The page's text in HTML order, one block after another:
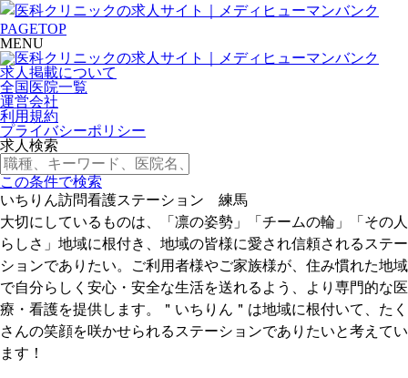
PAGETOP
MENU
求人掲載について
全国医院一覧
運営会社
利用規約
プライバシーポリシー
求人検索
この条件で検索
いちりん訪問看護ステーション 練馬
大切にしているものは、「凛の姿勢」「チームの輪」「その人
らしさ」地域に根付き、地域の皆様に愛され信頼されるステー
ションでありたい。ご利用者様やご家族様が、住み慣れた地域
で自分らしく安心・安全な生活を送れるよう、より専門的な医
療・看護を提供します。＂いちりん＂は地域に根付いて、たく
さんの笑顔を咲かせられるステーションでありたいと考えてい
ます！